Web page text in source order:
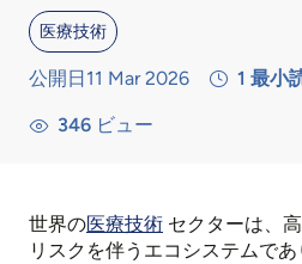
医療技術
公開日11 Mar 2026 1 最小
346 ビュー
世界の医療技術 セクターは、
リスクを伴うエコシステムで